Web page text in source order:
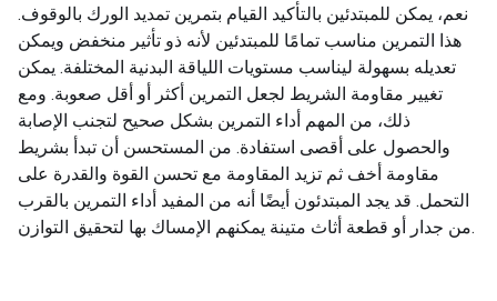
نعم، يمكن للمبتدئين بالتأكيد القيام بتمرين تمديد الورك بالوقوف.
هذا التمرين مناسب تمامًا للمبتدئين لأنه ذو تأثير منخفض ويمكن
تعديله بسهولة ليناسب مستويات اللياقة البدنية المختلفة. يمكن
تغيير مقاومة الشريط لجعل التمرين أكثر أو أقل صعوبة. ومع
ذلك، من المهم أداء التمرين بشكل صحيح لتجنب الإصابة
والحصول على أقصى استفادة. من المستحسن أن تبدأ بشريط
مقاومة أخف ثم تزيد المقاومة مع تحسن القوة والقدرة على
التحمل. قد يجد المبتدئون أيضًا أنه من المفيد أداء التمرين بالقرب
من جدار أو قطعة أثاث متينة يمكنهم الإمساك بها لتحقيق التوازن.